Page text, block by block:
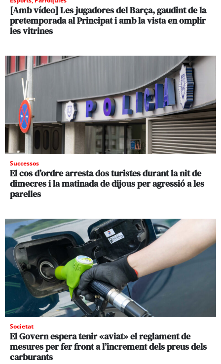
[Amb vídeo] Les jugadores del Barça, gaudint de la
pretemporada al Principat i amb la vista en omplir
les vitrines
Successos
El cos d’ordre arresta dos turistes durant la nit de
dimecres i la matinada de dijous per agressió a les
parelles
Societat
El Govern espera tenir «aviat» el reglament de
mesures per fer front a l’increment dels preus dels
carburants